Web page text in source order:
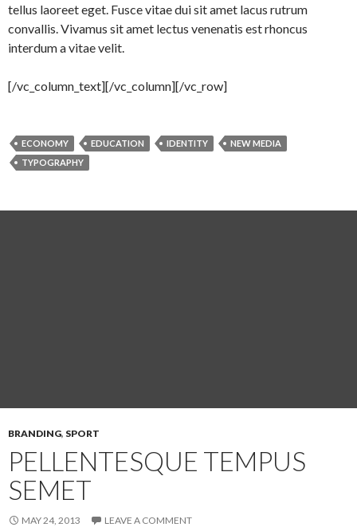
tellus laoreet eget. Fusce vitae dui sit amet lacus rutrum
convallis. Vivamus sit amet lectus venenatis est rhoncus
interdum a vitae velit.
[/vc_column_text][/vc_column][/vc_row]
ECONOMY EDUCATION IDENTITY
NEW MEDIA
TYPOGRAPHY
BRANDING, SPORT
PELLENTESQUE TEMPUS
SEMET
MAY 24, 2013 LEAVE A COMMENT